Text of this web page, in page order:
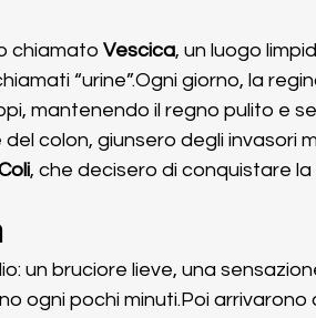
chiamato Vescica, un luogo
“urine”.Ogni giorno, la
mantenendo il regno pulito e
colon, giunsero degli invasori
, che decisero di conquistare la
un bruciore lieve, una
ogni pochi minuti.Poi